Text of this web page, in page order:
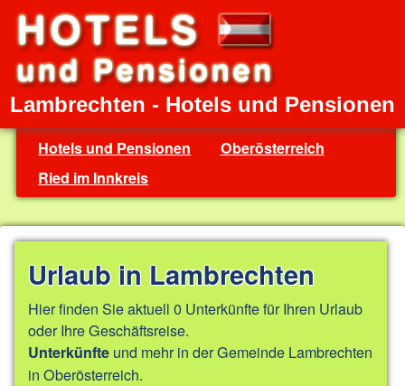
Lambrechten - Hotels und Pensionen
Hotels und Pensionen
Oberösterreich
Ried im Innkreis
Urlaub in Lambrechten
Hier finden Sie aktuell 0 Unterkünfte für Ihren Urlaub
oder Ihre Geschäftsreise.
Unterkünfte und mehr in der Gemeinde Lambrechten
in Oberösterreich.